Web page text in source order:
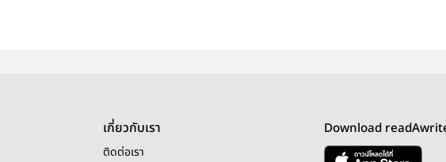
เกี่ยวกับเรา
ติดต่อเรา
Download